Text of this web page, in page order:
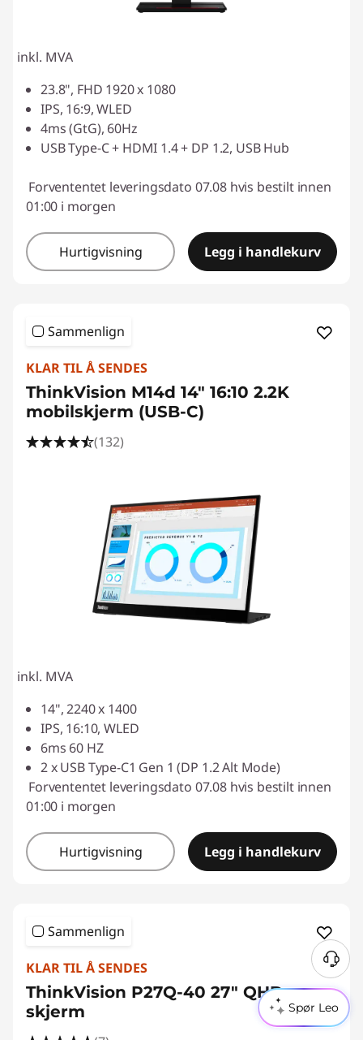
Spør Leo
inkl. MVA
23.8", FHD 1920 x 1080
IPS, 16:9, WLED
4ms (GtG), 60Hz
USB Type-C + HDMI 1.4 + DP 1.2, USB Hub
Forvententet leveringsdato 07.08 hvis bestilt innen
01:00 i morgen
Hurtigvisning Legg i handlekurv
Sammenlign
KLAR TIL Å SENDES
ThinkVision M14d 14" 16:10 2.2K
mobilskjerm (USB-C)
(132)
inkl. MVA
14", 2240 x 1400
IPS, 16:10, WLED
6ms 60 HZ
2 x USB Type-C1 Gen 1 (DP 1.2 Alt Mode)
Forvententet leveringsdato 07.08 hvis bestilt innen
01:00 i morgen
Hurtigvisning Legg i handlekurv
Sammenlign
KLAR TIL Å SENDES
ThinkVision P27Q-40 27" QHD-
skjerm